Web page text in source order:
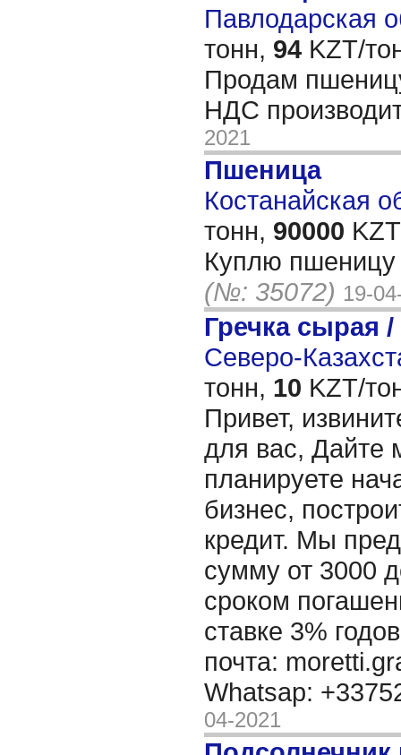
Павлодарская
тонн, 94 KZT/
Продам
НДС
2021
Пшеница
Костанайская
тонн, 90000
Куплю пшеницу
(№: 35072) 19-
Гречка сырая /
Северо-
тонн, 10 KZT/
Привет,
для вас, Дайте
планируете
бизнес,
кредит. Мы
сумму от 3000
сроком
ставке 3%
почта:
Whatsap:
04-2021